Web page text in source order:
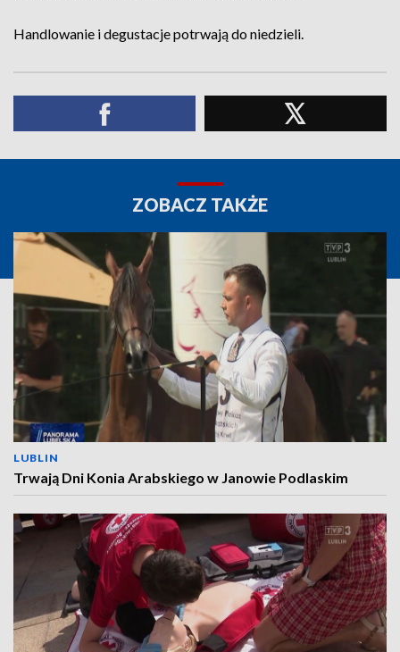
Handlowanie i degustacje potrwają do niedzieli.
ZOBACZ TAKŻE
LUBLIN
Trwają Dni Konia Arabskiego w Janowie Podlaskim